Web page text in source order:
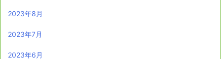
2023年8月
2023年7月
2023年6月